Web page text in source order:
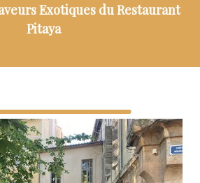
Exotiques du Restaurant
Pitaya